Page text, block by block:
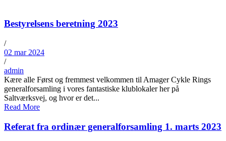
Bestyrelsens beretning 2023
/
02 mar 2024
/
admin
Kære alle Først og fremmest velkommen til Amager Cykle Rings
generalforsamling i vores fantastiske klublokaler her på
Saltværksvej, og hvor er det...
Read More
Referat fra ordinær generalforsamling 1. marts 2023